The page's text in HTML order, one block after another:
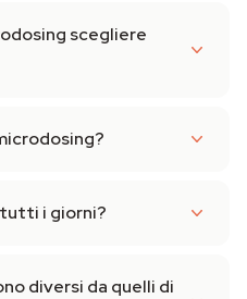
scegliere
i giorni?
diversi da quelli di